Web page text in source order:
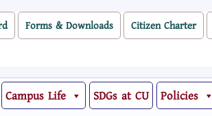
Forms & Downloads Citizen Charter
Campus Life SDGs at CU Policies